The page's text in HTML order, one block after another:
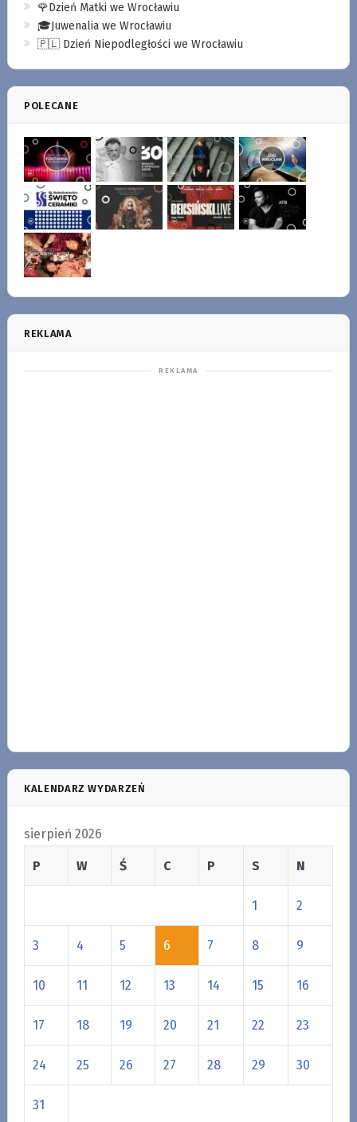
🌹Dzień Matki we Wrocławiu
🎓Juwenalia we Wrocławiu
🇵🇱 Dzień Niepodległości we Wrocławiu
POLECANE
REKLAMA
KALENDARZ WYDARZEŃ
sierpień 2026
P W Ś C P S N
1 2
3 4 5 6 7 8 9
10 11 12 13 14 15 16
17 18 19 20 21 22 23
24 25 26 27 28 29 30
31